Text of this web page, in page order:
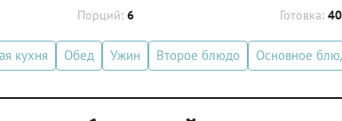
Порций: 6 Готовка:
кухня Обед Ужин Второе блюдо Основное